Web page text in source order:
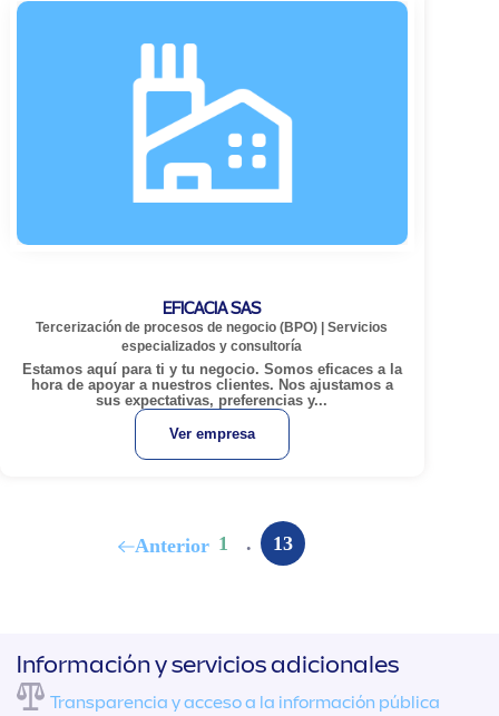
EFICACIA SAS
Tercerización de procesos de negocio (BPO) |Servicios
especializados y consultoría
Estamos aquí para ti y tu negocio. Somos eficaces a la
hora de apoyar a nuestros clientes. Nos ajustamos a
sus expectativas, preferencias y...
Ver empresa
Anterior 1 . 13
Información y servicios adicionales
Transparencia y acceso a la información pública